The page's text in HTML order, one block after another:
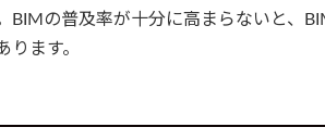
BIMの普及率が十分に高まらないと、
ります。